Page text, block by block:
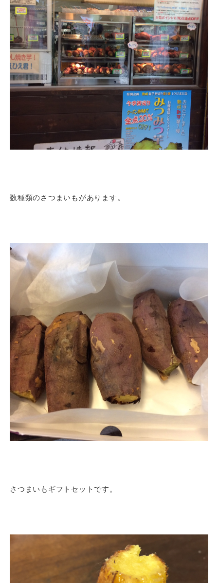
数種類のさつまいもがあります。
さつまいもギフトセットです。